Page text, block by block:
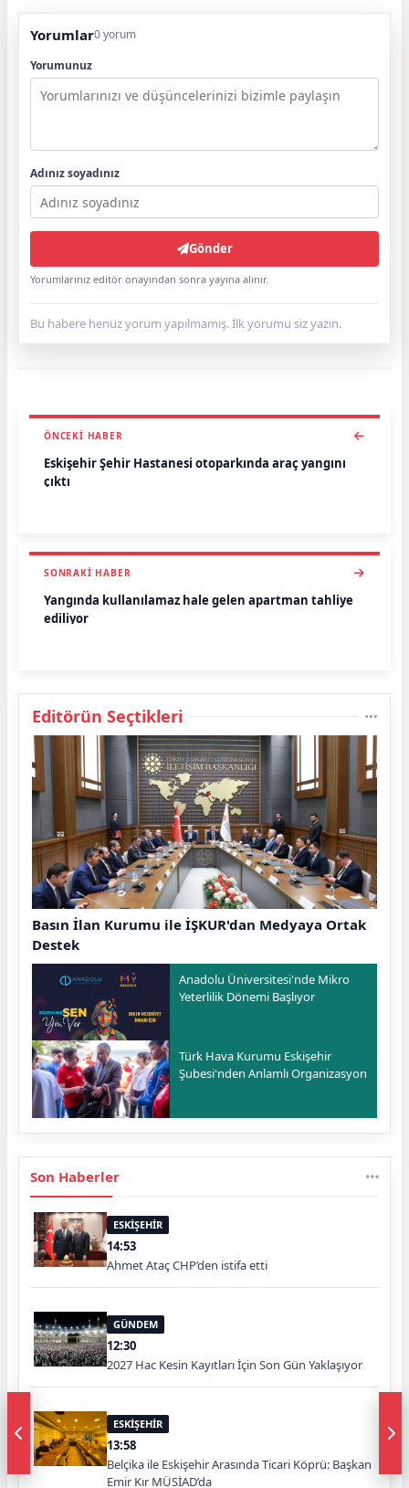
Yorumlar0 yorum
Yorumunuz
Adınız soyadınız
Gönder
Yorumlarınız editör onayından sonra yayına alınır.
Bu habere henüz yorum yapılmamış. İlk yorumu siz yazın.
ÖNCEKI HABER
Eskişehir Şehir Hastanesi otoparkında araç yangını
çıktı
SONRAKI HABER
Yangında kullanılamaz hale gelen apartman tahliye
ediliyor
Editörün Seçtikleri
Basın İlan Kurumu ile İŞKUR'dan Medyaya Ortak
Destek
Anadolu Üniversitesi'nde Mikro
Yeterlilik Dönemi Başlıyor
Türk Hava Kurumu Eskişehir
Şubesi'nden Anlamlı Organizasyon
Son Haberler
ESKİŞEHİR
14:53
Ahmet Ataç CHP’den istifa etti
GÜNDEM
12:30
2027 Hac Kesin Kayıtları İçin Son Gün Yaklaşıyor
ESKİŞEHİR
13:58
Belçika ile Eskişehir Arasında Ticari Köprü: Başkan
Emir Kır MÜSİAD’da